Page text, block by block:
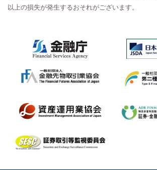
以上の損失が発生するおそれがございます。